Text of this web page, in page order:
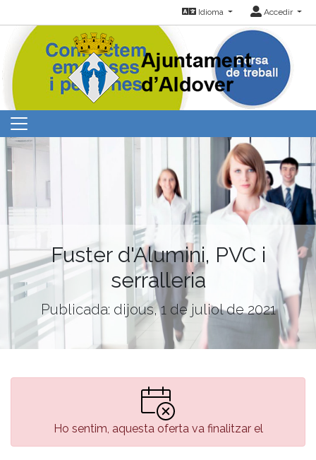
Idioma Accedir
Fuster d'Alumini, PVC i
serralleria
Publicada: dijous, 1 de juliol de 2021
Ho sentim, aquesta oferta va finalitzar el